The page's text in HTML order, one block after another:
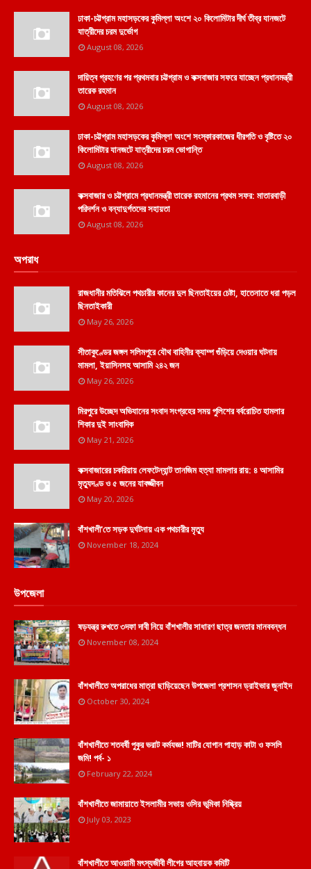
ঢাকা-চট্টগ্রাম মহাসড়কের কুমিল্লা অংশে ২০ কিলোমিটার দীর্ঘ তীব্র যানজটে
যাত্রীদের চরম দুর্ভোগ
August 08, 2026
দায়িত্ব গ্রহণের পর প্রথমবার চট্টগ্রাম ও কক্সবাজার সফরে যাচ্ছেন প্রধানমন্ত্রী
তারেক রহমান
August 08, 2026
ঢাকা-চট্টগ্রাম মহাসড়কের কুমিল্লা অংশে সংস্কারকাজের ধীরগতি ও বৃষ্টিতে ২০
কিলোমিটার যানজটে যাত্রীদের চরম ভোগান্তি
August 08, 2026
কক্সবাজার ও চট্টগ্রামে প্রধানমন্ত্রী তারেক রহমানের প্রথম সফর: মাতারবাড়ী
পরিদর্শন ও বন্যাদুর্গতদের সহায়তা
August 08, 2026
অপরাধ
রাজধানীর মতিঝিলে পথচারীর কানের দুল ছিনতাইয়ের চেষ্টা, হাতেনাতে ধরা পড়ল
ছিনতাইকারী
May 26, 2026
সীতাকুণ্ডের জঙ্গল সলিমপুরে যৌথ বাহিনীর ক্যাম্প গুঁড়িয়ে দেওয়ার ঘটনায়
মামলা, ইয়াসিনসহ আসামি ২৪২ জন
May 26, 2026
মিরপুরে উচ্ছেদ অভিযানের সংবাদ সংগ্রহের সময় পুলিশের বর্বরোচিত হামলার
শিকার দুই সাংবাদিক
May 21, 2026
কক্সবাজারের চকরিয়ায় লেফটেন্যান্ট তানজিম হত্যা মামলার রায়: ৪ আসামির
মৃত্যুদণ্ড ও ৫ জনের যাবজ্জীবন
May 20, 2026
বাঁশখালী'তে সড়ক দুর্ঘটনায় এক পথচারীর মৃত্যু
November 18, 2024
উপজেলা
ষড়যন্ত্র রুখতে ৩দফা দাবী নিয়ে বাঁশখালীর সাধারণ ছাত্র জনতার মানববন্ধন
November 08, 2024
বাঁশখালীতে অপরাধের মাত্রা ছাড়িয়েছেন উপজেলা প্রশাসন ড্রাইভার জুনাইদ
October 30, 2024
বাঁশখালীতে শতবর্ষী পুকুর ভরাট কর্মযজ্ঞ! মাটির যোগান পাহাড় কাটা ও ফসলি
জমি! পর্ব- ১
February 22, 2024
বাঁশখালীতে জামায়াতে ইসলামীর সভায় ওসির ভূমিকা নিষ্ক্রিয়
July 03, 2023
বাঁশখালীতে আওয়ামী মৎস্যজীবী লীগের আহবায়ক কমিটি